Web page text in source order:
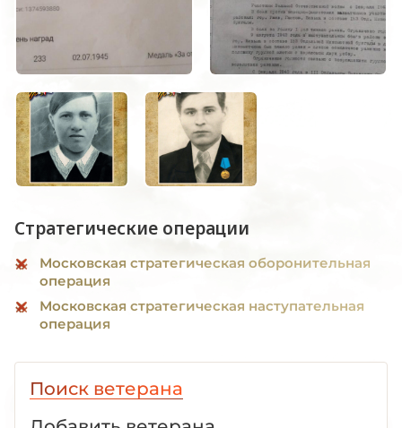
Стратегические операции
Московская стратегическая оборонительная
операция
Московская стратегическая наступательная
операция
Поиск ветерана